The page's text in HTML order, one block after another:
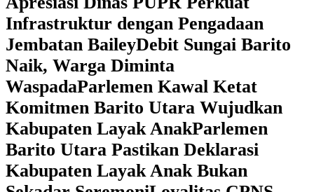
Infrastruktur dengan Pengadaan
Jembatan BaileyDebit Sungai Barito
Naik, Warga Diminta
WaspadaParlemen Kawal Ketat
Komitmen Barito Utara Wujudkan
Kabupaten Layak AnakParlemen
Barito Utara Pastikan Deklarasi
Kabupaten Layak Anak Bukan